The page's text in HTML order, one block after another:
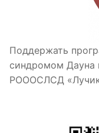
Поддержать
синдромом Дауна
РОООСЛСД